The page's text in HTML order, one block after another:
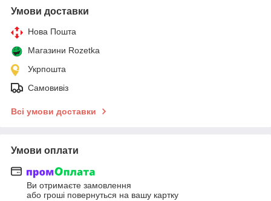
Умови доставки
Нова Пошта
Магазини Rozetka
Укрпошта
Самовивіз
Всі умови доставки
Умови оплати
Ви отримаєте замовлення
або гроші повернуться на вашу картку